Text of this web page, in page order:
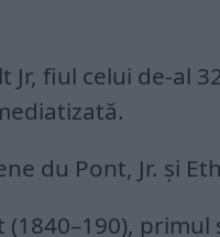
Jr, fiul celui de-al
du Pont, Jr. și